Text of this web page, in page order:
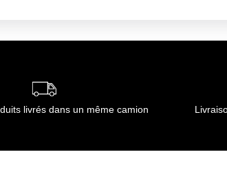
livrés dans un même camion